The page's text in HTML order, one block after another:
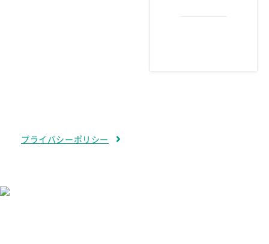
プライバシーポリシー